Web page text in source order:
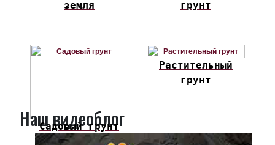
земля
грунт
Садовый грунт
Растительный
грунт
Наш видеоблог